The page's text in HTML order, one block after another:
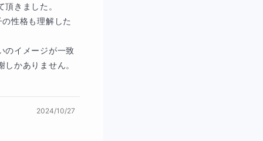
きました。
性格も理解した
のイメージが一致
かありません。
2024/10/27